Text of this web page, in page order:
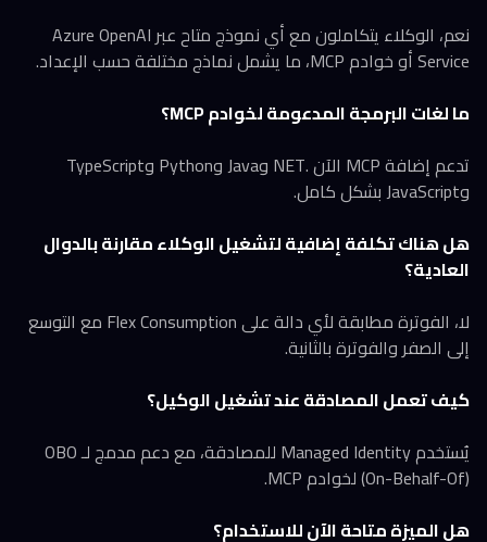
نعم، الوكلاء يتكاملون مع أي نموذج متاح عبر Azure OpenAI
Service أو خوادم MCP، ما يشمل نماذج مختلفة حسب الإعداد.
ما لغات البرمجة المدعومة لخوادم MCP؟
تدعم إضافة MCP الآن .NET وJava وPython وTypeScript
وJavaScript بشكل كامل.
هل هناك تكلفة إضافية لتشغيل الوكلاء مقارنة بالدوال
العادية؟
لا، الفوترة مطابقة لأي دالة على Flex Consumption مع التوسع
إلى الصفر والفوترة بالثانية.
كيف تعمل المصادقة عند تشغيل الوكيل؟
يُستخدم Managed Identity للمصادقة، مع دعم مدمج لـ OBO
(On-Behalf-Of) لخوادم MCP.
هل الميزة متاحة الآن للاستخدام؟